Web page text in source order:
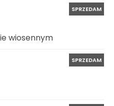
SPRZEDAM
wiosennym
SPRZEDAM